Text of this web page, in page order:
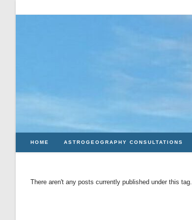
HOME ASTROGEOGRAPHY CONSULTATIONS
There aren't any posts currently published under this tag.